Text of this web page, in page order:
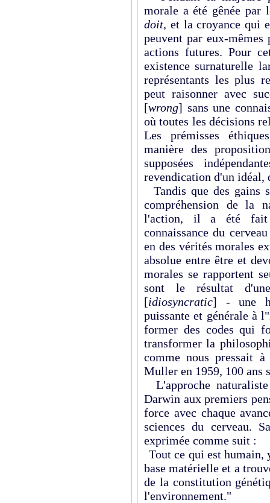
morale a été gênée par
doit, et la croyance qui
peuvent par eux-
actions futures. Pour
existence surnaturelle
représentants les plus
peut raisonner avec
[wrong] sans une
où toutes les décisions
Les prémisses
manière des
supposées
revendication d'un idéal,
Tandis que des gains
compréhension de la
l'action, il a été fait
connaissance du
en des vérités morales
absolue entre être et
morales se rapportent
sont le résultat
[idiosyncratic] - une
puissante et générale à
former des codes qui
transformer la
comme nous pressait
Muller en 1959, 100 ans
L'approche
Darwin aux premiers
force avec chaque
sciences du cerveau.
exprimée comme suit :
Tout ce qui est
base matérielle et a
de la constitution
l'environnement."